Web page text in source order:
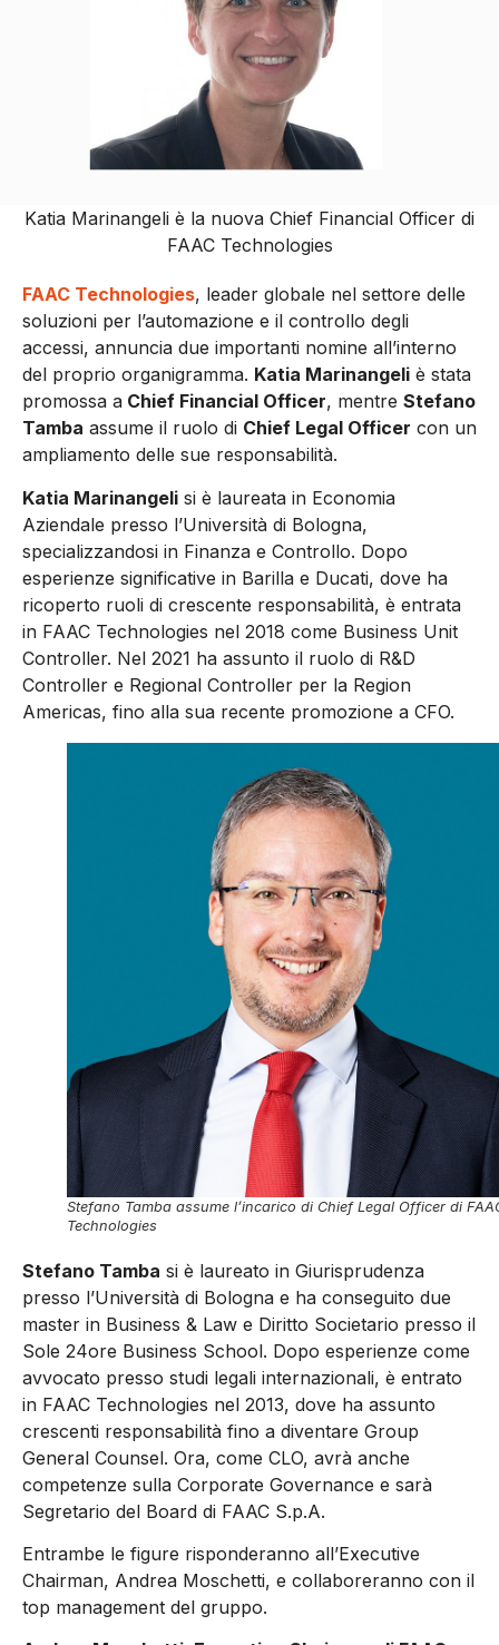
Katia Marinangeli è la nuova Chief Financial Officer di
FAAC Technologies
FAAC Technologies, leader globale nel settore delle
soluzioni per l’automazione e il controllo degli
accessi, annuncia due importanti nomine all’interno
del proprio organigramma. Katia Marinangeli è stata
promossa a Chief Financial Officer, mentre Stefano
Tamba assume il ruolo di Chief Legal Officer con un
ampliamento delle sue responsabilità.
Katia Marinangeli si è laureata in Economia
Aziendale presso l’Università di Bologna,
specializzandosi in Finanza e Controllo. Dopo
esperienze significative in Barilla e Ducati, dove ha
ricoperto ruoli di crescente responsabilità, è entrata
in FAAC Technologies nel 2018 come Business Unit
Controller. Nel 2021 ha assunto il ruolo di R&D
Controller e Regional Controller per la Region
Americas, fino alla sua recente promozione a CFO.
Stefano Tamba assume l’incarico di Chief Legal Officer di
Technologies
Stefano Tamba si è laureato in Giurisprudenza
presso l’Università di Bologna e ha conseguito due
master in Business & Law e Diritto Societario presso il
Sole 24ore Business School. Dopo esperienze come
avvocato presso studi legali internazionali, è entrato
in FAAC Technologies nel 2013, dove ha assunto
crescenti responsabilità fino a diventare Group
General Counsel. Ora, come CLO, avrà anche
competenze sulla Corporate Governance e sarà
Segretario del Board di FAAC S.p.A.
Entrambe le figure risponderanno all’Executive
Chairman, Andrea Moschetti, e collaboreranno con il
top management del gruppo.